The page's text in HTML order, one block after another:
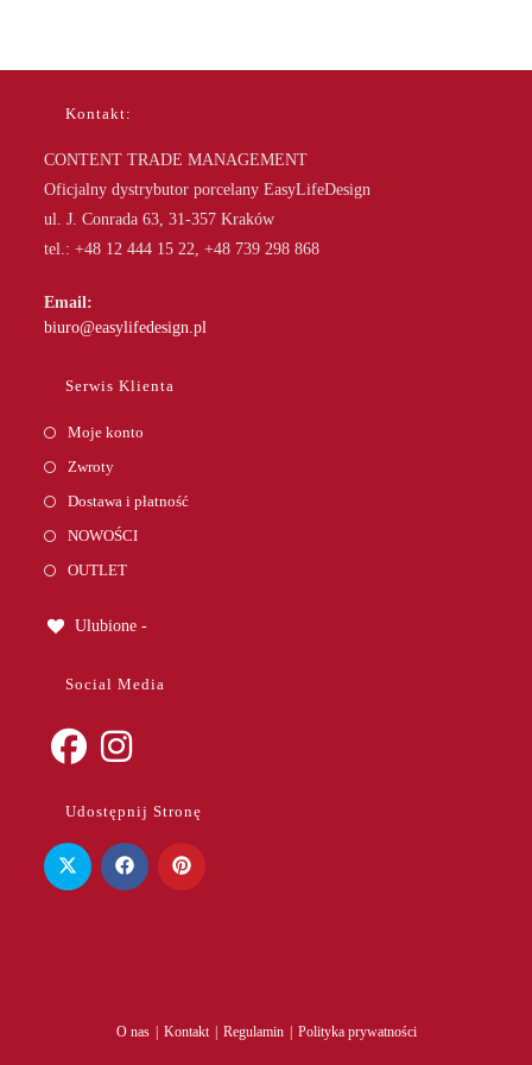
Kontakt:
CONTENT TRADE MANAGEMENT
Oficjalny dystrybutor porcelany EasyLifeDesign
ul. J. Conrada 63, 31-357 Kraków
tel.: +48 12 444 15 22, +48 739 298 868
Email:
biuro@easylifedesign.pl
Serwis Klienta
Moje konto
Zwroty
Dostawa i płatność
NOWOŚCI
OUTLET
Ulubione -
Social Media
a
new
in
a
new
Udostępnij Stronę
O nas Kontakt Regulamin Polityka prywatności